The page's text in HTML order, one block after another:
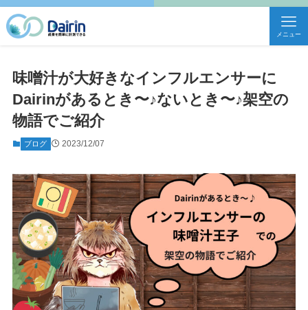
メニュー
味噌汁が大好きなインフルエンサーに
Dairinがあるとき〜♪ないとき〜♪架空の
物語でご紹介
ブログ 2023/12/07